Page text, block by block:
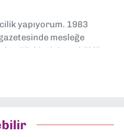
yapıyorum. 1983
mesleğe
Türkiye’nin en köklü
yardımcısı ve spor
yaptım. Ayrıca Yeni
yapıyorum